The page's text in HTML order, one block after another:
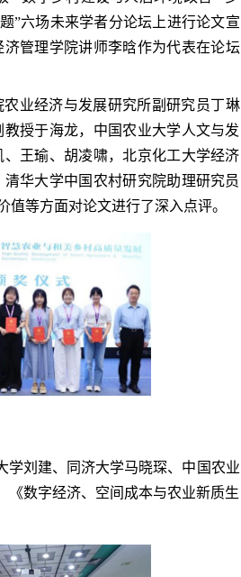
”六场未来学者分论坛上进行论文宣
管理学院讲师李晗作为代表在论坛
业经济与发展研究所副研究员丁琳
授于海龙，中国农业大学人文与发
王瑜、胡凌啸，北京化工大学经济
华大学中国农村研究院助理研究员
等方面对论文进行了深入点评。
学刘建、同济大学马晓琛、中国农业
《数字经济、空间成本与农业新质生